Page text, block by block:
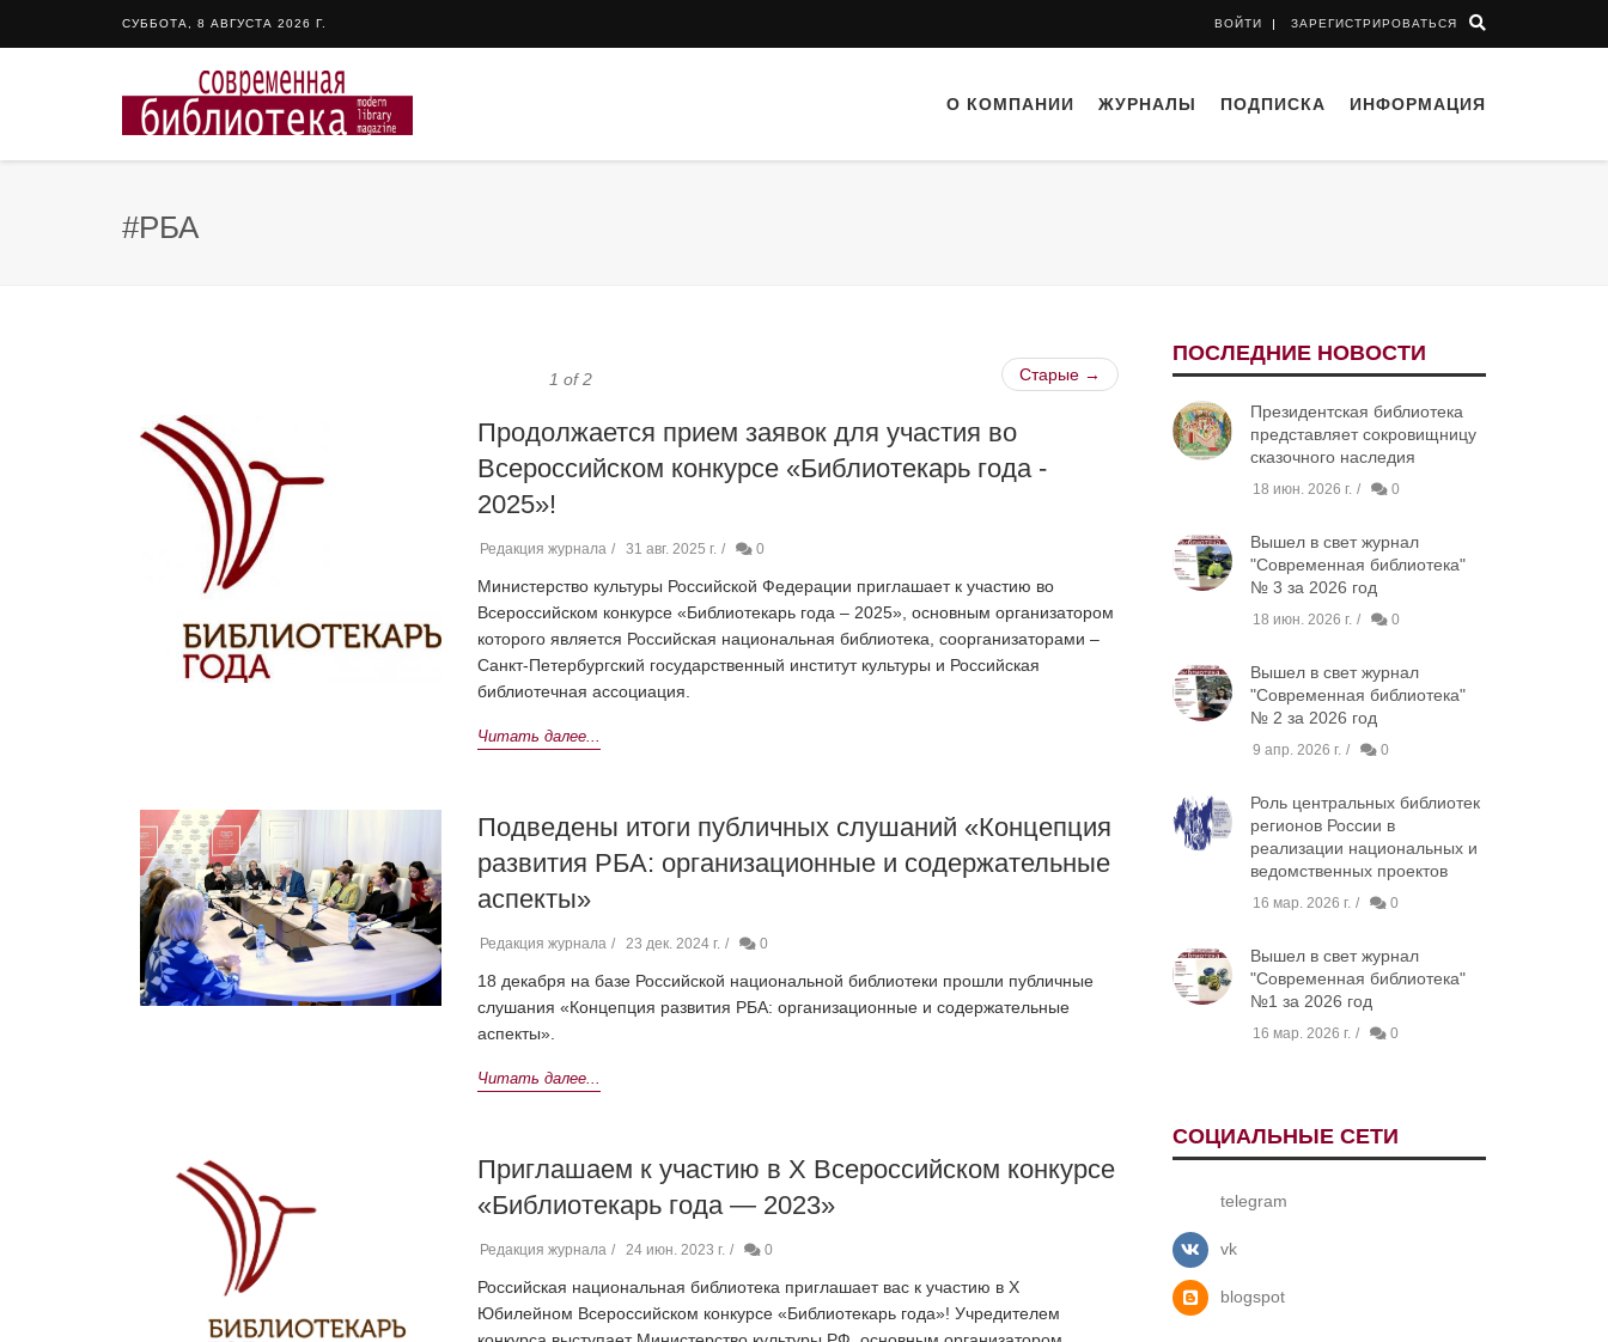
СУББОТА, 8 АВГУСТА 2026 Г. ВОЙТИ ЗАРЕГИСТРИРОВАТЬСЯ
О КОМПАНИИ ЖУРНАЛЫ ПОДПИСКА ИНФОРМАЦИЯ
#РБА
1 of 2 Старые →
Продолжается прием заявок для участия во
Всероссийском конкурсе «Библиотекарь года -
2025»!
Редакция журнала 31 авг. 2025 г. 0
Министерство культуры Российской Федерации приглашает к участию во
Всероссийском конкурсе «Библиотекарь года – 2025», основным организатором
которого является Российская национальная библиотека, соорганизаторами –
Санкт-Петербургский государственный институт культуры и Российская
библиотечная ассоциация.
Читать далее...
Подведены итоги публичных слушаний «Концепция
развития РБА: организационные и содержательные
аспекты»
Редакция журнала 23 дек. 2024 г. 0
18 декабря на базе Российской национальной библиотеки прошли публичные
слушания «Концепция развития РБА: организационные и содержательные
аспекты».
Читать далее...
Приглашаем к участию в X Всероссийском конкурсе
«Библиотекарь года — 2023»
Редакция журнала 24 июн. 2023 г. 0
Российская национальная библиотека приглашает вас к участию в X
Юбилейном Всероссийском конкурсе «Библиотекарь года»! Учредителем
ПОСЛЕДНИЕ НОВОСТИ
Президентская библиотека
представляет сокровищницу
сказочного наследия
18 июн. 2026 г. 0
Вышел в свет журнал
"Современная библиотека"
№ 3 за 2026 год
18 июн. 2026 г. 0
Вышел в свет журнал
"Современная библиотека"
№ 2 за 2026 год
9 апр. 2026 г. 0
Роль центральных библиотек
регионов России в
реализации национальных и
ведомственных проектов
16 мар. 2026 г. 0
Вышел в свет журнал
"Современная библиотека"
№1 за 2026 год
16 мар. 2026 г. 0
СОЦИАЛЬНЫЕ СЕТИ
telegram
vk
blogspot